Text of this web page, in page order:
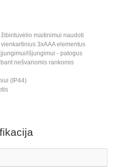
maitinimui naudoti
3xAAA elementus
išjungimui - patogus
nešvariomis rankomis
(IP44)